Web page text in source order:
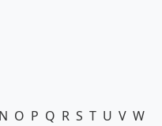
N O P Q R S T U V W